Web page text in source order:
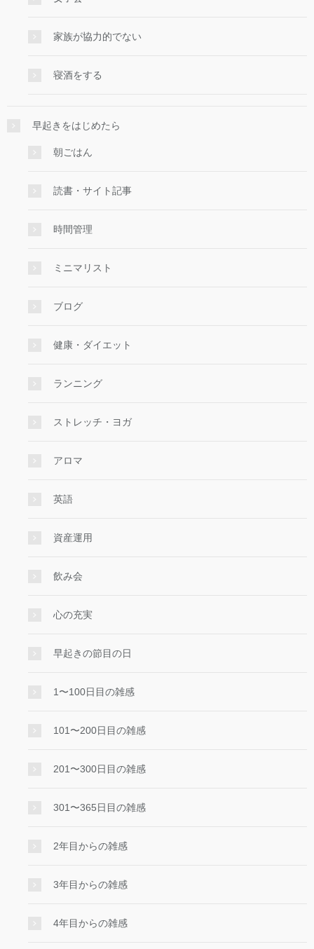
家族が協力的でない
寝酒をする
早起きをはじめたら
朝ごはん
読書・サイト記事
時間管理
ミニマリスト
ブログ
健康・ダイエット
ランニング
ストレッチ・ヨガ
アロマ
英語
資産運用
飲み会
心の充実
早起きの節目の日
1〜100日目の雑感
101〜200日目の雑感
201〜300日目の雑感
301〜365日目の雑感
2年目からの雑感
3年目からの雑感
4年目からの雑感